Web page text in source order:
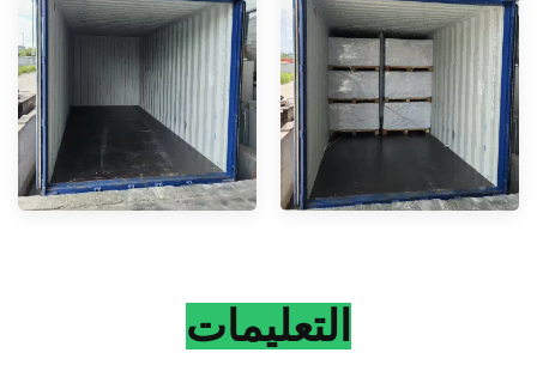
التعليمات